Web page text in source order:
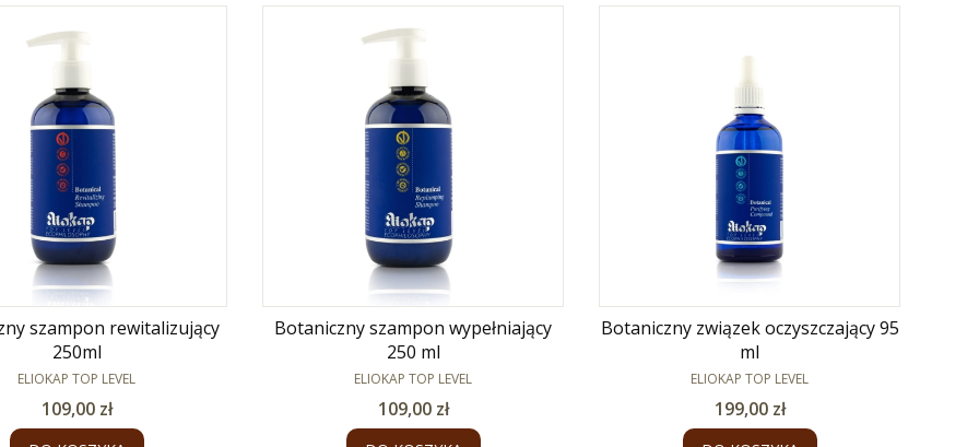
szampon rewitalizujący
250ml
PRODUCENT
ELIOKAP TOP LEVEL
Cena
109,00 zł
Botaniczny szampon wypełniający
250 ml
PRODUCENT
ELIOKAP TOP LEVEL
Cena
109,00 zł
Botaniczny związek oczyszczający 95
ml
PRODUCENT
ELIOKAP TOP LEVEL
Cena
199,00 zł